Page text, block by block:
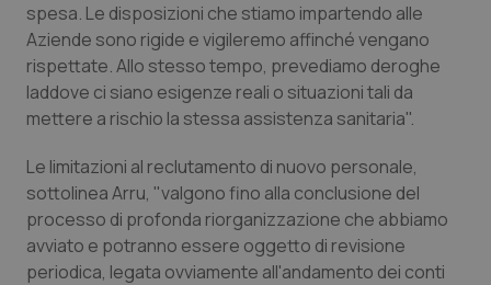
Piemonte
Provincia Autonoma di Bolzano
Puglia
Sardegna
HIV
Infezioni & Febbre
Malattie rare
Malattia di Crohn & Rettocolite Ulcerosa
spesa. Le disposizioni che stiamo impartendo alle
Aziende sono rigide e vigileremo affinché vengano
rispettate. Allo stesso tempo, prevediamo deroghe
laddove ci siano esigenze reali o situazioni tali da
mettere a rischio la stessa assistenza sanitaria".
Le limitazioni al reclutamento di nuovo personale,
sottolinea Arru, "valgono fino alla conclusione del
processo di profonda riorganizzazione che abbiamo
avviato e potranno essere oggetto di revisione
periodica, legata ovviamente all'andamento dei conti